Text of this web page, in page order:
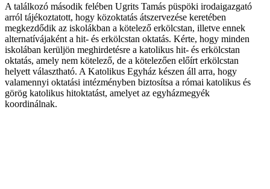
A találkozó második felében Ugrits Tamás püspöki irodaigazgató
arról tájékoztatott, hogy közoktatás átszervezése keretében
megkezdődik az iskolákban a kötelező erkölcstan, illetve ennek
alternatívájaként a hit- és erkölcstan oktatás. Kérte, hogy minden
iskolában kerüljön meghirdetésre a katolikus hit- és erkölcstan
oktatás, amely nem kötelező, de a kötelezően előírt erkölcstan
helyett választható. A Katolikus Egyház készen áll arra, hogy
valamennyi oktatási intézményben biztosítsa a római katolikus és
görög katolikus hitoktatást, amelyet az egyházmegyék
koordinálnak.